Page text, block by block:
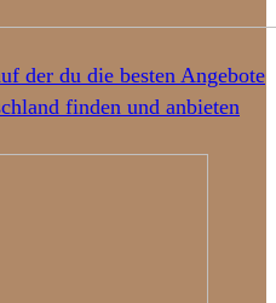
der du die besten Angebote
finden und anbieten